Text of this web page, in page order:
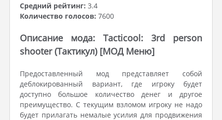
Средний рейтинг: 3.4
Количество голосов: 7600
Описание мода: Tacticool: 3rd person
shooter (Тактикул) [МОД Меню]
Предоставленный мод представляет собой
деблокированный вариант, где игроку будет
доступно большое количество денег и другое
преимущество. С текущим взломом игроку не надо
будет прилагать немалые усилия для продвижения